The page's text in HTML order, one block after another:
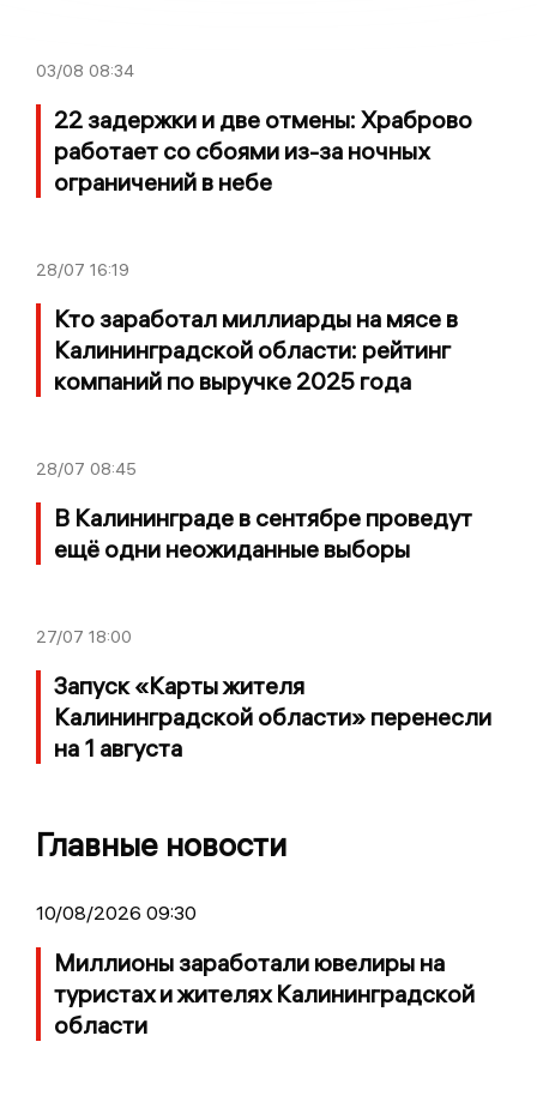
03/08 08:34
22 задержки и две отмены: Храброво
работает со сбоями из-за ночных
ограничений в небе
28/07 16:19
Кто заработал миллиарды на мясе в
Калининградской области: рейтинг
компаний по выручке 2025 года
28/07 08:45
В Калининграде в сентябре проведут
ещё одни неожиданные выборы
27/07 18:00
Запуск «Карты жителя
Калининградской области» перенесли
на 1 августа
Главные новости
10/08/2026 09:30
Миллионы заработали ювелиры на
туристах и жителях Калининградской
области